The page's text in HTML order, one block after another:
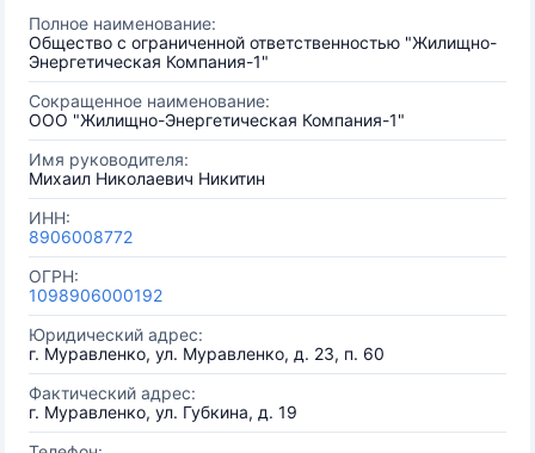
Полное наименование:
Общество с ограниченной ответственностью "Жилищно-
Энергетическая Компания-1"
Сокращенное наименование:
ООО "Жилищно-Энергетическая Компания-1"
Имя руководителя:
Михаил Николаевич Никитин
ИНН:
8906008772
ОГРН:
1098906000192
Юридический адрес:
г. Муравленко, ул. Муравленко, д. 23, п. 60
Фактический адрес:
г. Муравленко, ул. Губкина, д. 19